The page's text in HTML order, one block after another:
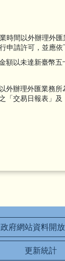
時間以外辦理外
申請許可，並應依
額以未達新臺幣五
外辦理外匯業務
「交易日報表」及
政府網站資料開
更新統計